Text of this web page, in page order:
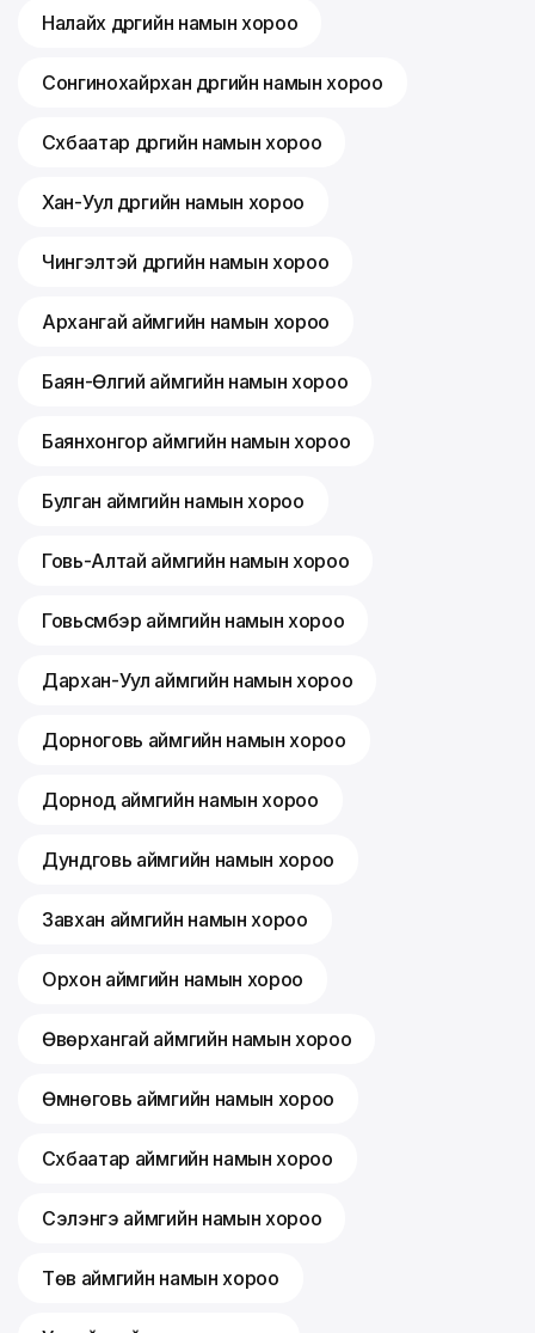
Налайх дүүргийн намын хороо
Сонгинохайрхан дүүргийн намын хороо
Сүхбаатар дүүргийн намын хороо
Хан-Уул дүүргийн намын хороо
Чингэлтэй дүүргийн намын хороо
Архангай аймгийн намын хороо
Баян-Өлгий аймгийн намын хороо
Баянхонгор аймгийн намын хороо
Булган аймгийн намын хороо
Говь-Алтай аймгийн намын хороо
Говьсүмбэр аймгийн намын хороо
Дархан-Уул аймгийн намын хороо
Дорноговь аймгийн намын хороо
Дорнод аймгийн намын хороо
Дундговь аймгийн намын хороо
Завхан аймгийн намын хороо
Орхон аймгийн намын хороо
Өвөрхангай аймгийн намын хороо
Өмнөговь аймгийн намын хороо
Сүхбаатар аймгийн намын хороо
Сэлэнгэ аймгийн намын хороо
Төв аймгийн намын хороо